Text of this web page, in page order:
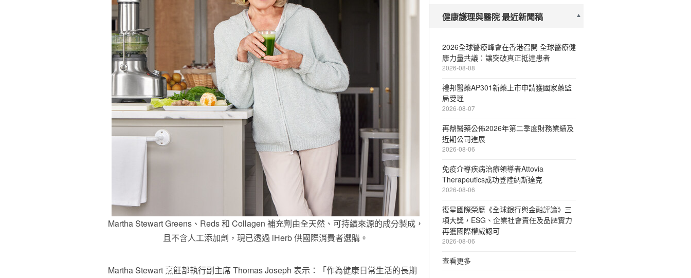
Martha Stewart Greens、Reds 和 Collagen 補充劑由全天然、可持續來源的成分製成，
且不含人工添加劑，現已透過 iHerb 供國際消費者選購。
Martha Stewart烹飪部執行副主席Thomas Joseph 表示：「作為健康日常生活的長期
健康護理與醫院 最近新聞稿
2026全球醫療峰會在香港召開 全球醫療健
康力量共議：讓突破真正抵達患者
2026-08-08
禮邦醫藥AP301新藥上市申請獲國家藥監
局受理
2026-08-07
再鼎醫藥公佈2026年第二季度財務業績及
近期公司進展
2026-08-06
免疫介導疾病治療領導者Attovia
Therapeutics成功登陸納斯達克
2026-08-06
復星國際榮膺《全球銀行與金融評論》三
項大獎，ESG、企業社會責任及品牌實力
再獲國際權威認可
2026-08-06
查看更多